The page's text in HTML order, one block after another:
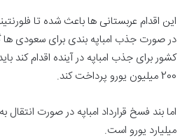
این اقدام عربستانی ها باعث شده تا
در صورت جذب امباپه بندی برای سعودی ها
کشور برای جذب امباپه در آینده اقدام کند
200 میلیون یورو پرداخت کند.
اما بند فسخ قرارداد امباپه در صورت انتقال
میلیارد یورو است.